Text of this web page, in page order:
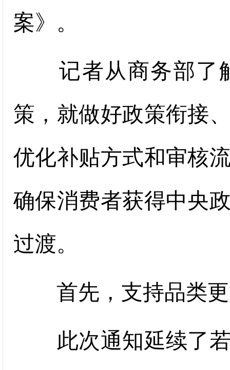
案》。
记者从商务部了
策，就做好政策衔接
优化补贴方式和审核
确保消费者获得中央
过渡。
首先，支持品类更
此次通知延续了若